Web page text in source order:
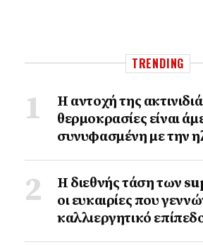
TRENDING
Η αντοχή της
θερμοκρασίες είναι
συνυφασμένη με την
Η διεθνής τάση των
οι ευκαιρίες που
καλλιεργητικό